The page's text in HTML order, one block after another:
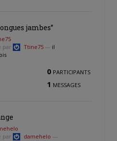
jambes”
par
Ttine75 — il
0 PARTICIPANTS
1 MESSAGES
par
damehelo —